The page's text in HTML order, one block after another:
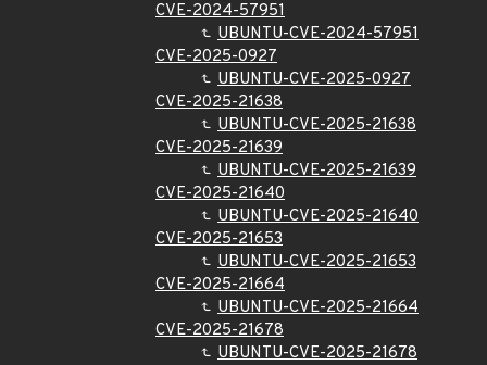
CVE-2024-57951
UBUNTU-CVE-2024-57951
CVE-2025-0927
UBUNTU-CVE-2025-0927
CVE-2025-21638
UBUNTU-CVE-2025-21638
CVE-2025-21639
UBUNTU-CVE-2025-21639
CVE-2025-21640
UBUNTU-CVE-2025-21640
CVE-2025-21653
UBUNTU-CVE-2025-21653
CVE-2025-21664
UBUNTU-CVE-2025-21664
CVE-2025-21678
UBUNTU-CVE-2025-21678